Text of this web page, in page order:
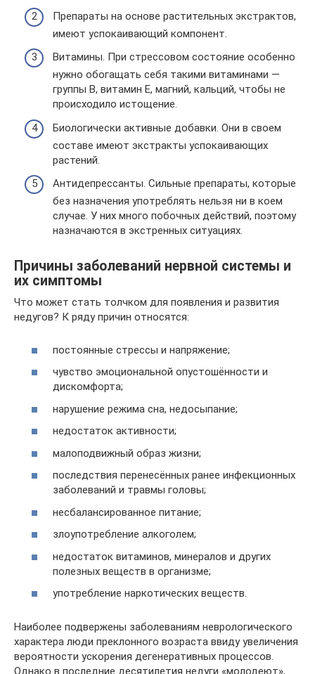
Препараты на основе растительных экстрактов,
имеют успокаивающий компонент.
Витамины. При стрессовом состояние особенно
нужно обогащать себя такими витаминами —
группы В, витамин Е, магний, кальций, чтобы не
происходило истощение.
Биологически активные добавки. Они в своем
составе имеют экстракты успокаивающих
растений.
Антидепрессанты. Сильные препараты, которые
без назначения употреблять нельзя ни в коем
случае. У них много побочных действий, поэтому
назначаются в экстренных ситуациях.
Причины заболеваний нервной системы и
их симптомы
Что может стать толчком для появления и развития
недугов? К ряду причин относятся:
постоянные стрессы и напряжение;
чувство эмоциональной опустошённости и
дискомфорта;
нарушение режима сна, недосыпание;
недостаток активности;
малоподвижный образ жизни;
последствия перенесённых ранее инфекционных
заболеваний и травмы головы;
несбалансированное питание;
злоупотребление алкоголем;
недостаток витаминов, минералов и других
полезных веществ в организме;
употребление наркотических веществ.
Наиболее подвержены заболеваниям неврологического
характера люди преклонного возраста ввиду увеличения
вероятности ускорения дегенеративных процессов.
Однако в последние десятилетия недуги «молодеют»,